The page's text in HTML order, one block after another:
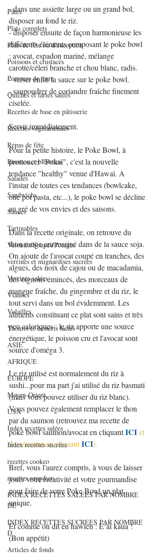
Pâtes
Plats complets
Plats de fête ou d'exception
Poissons et crustacés
Pommes de terre
Quiches et tartes salées
Recettes de base en pâtisserie
Recettes végétariennes
Repas de fête
Risottos et blésottos
Salades
Sandwichs
Sauces
Tartinables
Veloutés/Soupes/Potages
verrines et mignardises sucrées
Verrines salées
Viandes
Volailles
Yaourts et desserts lactés
ASIE
AFRIQUE
EUROPE
Moyen-Orient
USA
Index recettes salées
Index recettes sucrées
recettes cookeo
recettes soup&co
INDEX RECETTES SALEES PAR NOMBRE
DE
INDEX RECETTES SUCREES PAR NOMBRE
D
Articles de fonds
- dans une assiette large ou un grand bol,
disposer au fond le riz.
- disposer ensuite de façon harmonieuse les
différents éléments composant le poke bowl
: avocat, espadon mariné, mélange
carotte/céleri branche et chou blanc, radis.
- verser enfin la sauce sur le poke bowl.
- saupoudrer de coriandre fraîche finement
ciselée.
Servir immédiatement.
Pour la petite histoire, le Poke Bowl, à
prononcer "Pokaï", c'est la nouvelle
tendance "healthy" venue d'Hawaï. A
l'instar de toutes ces tendances (bowlcake,
one pot pasta, etc...), le poke bowl se décline
au gré de vos envies et des saisons.
Dans la recette originale, on retrouve du
thon rouge cru mariné dans de la sauce soja.
On ajoute de l'avocat coupé en tranches, des
algues, des noix de cajou ou de macadamia,
des oignons émincés, des morceaux de
mangue fraîche, du gingembre et du riz, le
tout servi dans un bol évidemment. Les
aliments constituant ce plat sont sains et très
peu caloriques : le riz apporte une source
énergétique, le poisson cru et l'avocat sont
source d'oméga 3.
Le riz utilisé est normalement du riz à
sushi...pour ma part j'ai utilisé du riz basmati
(mais vous pouvez utiliser du riz blanc).
Vous pouvez également remplacer le thon
par du saumon (retrouvez ma recette de
poke bowl saumon/avocat en cliquant ICI et
thon/avocat en cliquant ICI).
Bref, vous l'aurez compris, à vous de laisser
jouer votre créativité et votre gourmandise
pour faire de votre Poke Bowl un plat
unique.
Et comme on dit en hawïen : Eʻai kāua !
(Bon appétit)